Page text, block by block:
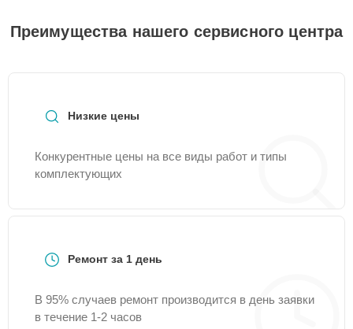
Преимущества нашего сервисного центра
Низкие цены
Конкурентные цены на все виды работ и типы
комплектующих
Ремонт за 1 день
В 95% случаев ремонт производится в день заявки
в течение 1-2 часов